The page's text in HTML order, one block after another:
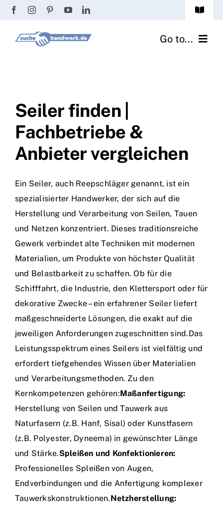
Zum
springen
Toggle
Passwort vergessen? Go to...
Handwerker Ratgeber
Wir über uns
Seiler finden |
Fachbetriebe &
Anbieter vergleichen
Ein Seiler, auch Reepschläger genannt, ist ein
spezialisierter Handwerker, der sich auf die
Herstellung und Verarbeitung von Seilen, Tauen
und Netzen konzentriert. Dieses traditionsreiche
Gewerk verbindet alte Techniken mit modernen
Materialien, um Produkte von höchster Qualität
und Belastbarkeit zu schaffen. Ob für die
Schifffahrt, die Industrie, den Klettersport oder für
dekorative Zwecke – ein erfahrener Seiler liefert
maßgeschneiderte Lösungen, die exakt auf die
jeweiligen Anforderungen zugeschnitten sind.Das
Leistungsspektrum eines Seilers ist vielfältig und
erfordert tiefgehendes Wissen über Materialien
und Verarbeitungsmethoden. Zu den
Kernkompetenzen gehören:Maßanfertigung:
Herstellung von Seilen und Tauwerk aus
Naturfasern (z.B. Hanf, Sisal) oder Kunstfasern
(z.B. Polyester, Dyneema) in gewünschter Länge
und Stärke.Spleißen und Konfektionieren:
Professionelles Spleißen von Augen,
Endverbindungen und die Anfertigung komplexer
Tauwerkskonstruktionen.Netzherstellung: